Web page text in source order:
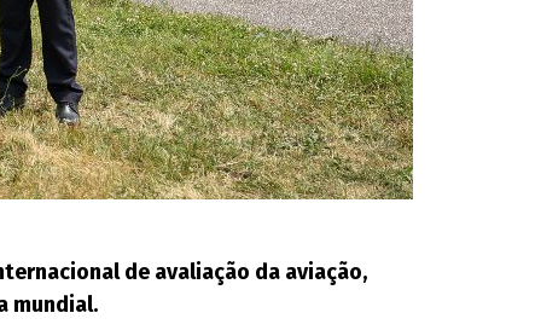
de avaliação da aviação,
mundial.